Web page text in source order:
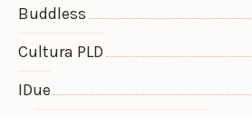
Buddless
Cultura PLD
IDue